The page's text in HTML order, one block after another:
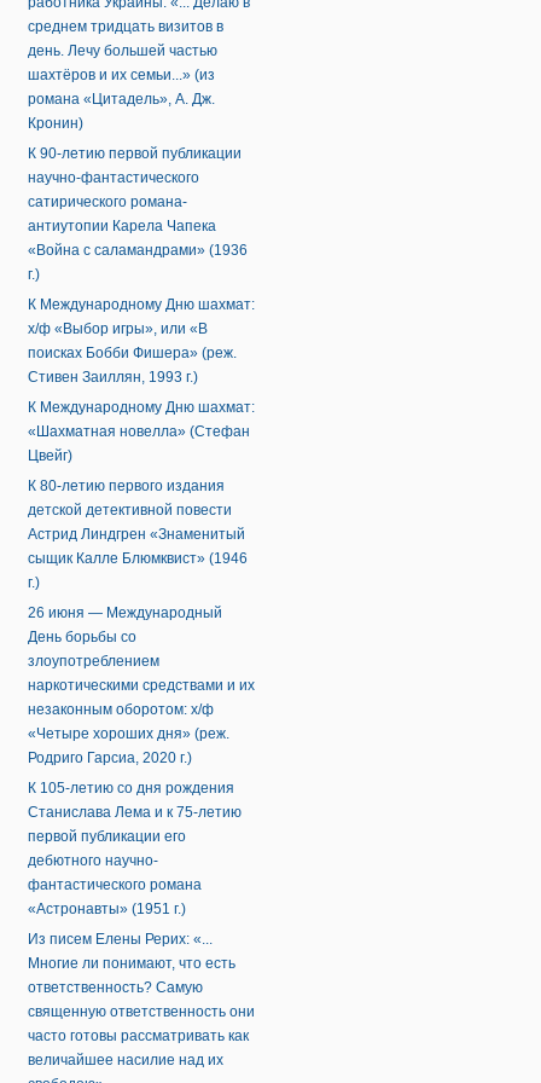
среднем тридцать визитов в
день. Лечу большей частью
шахтёров и их семьи...» (из
романа «Цитадель», А. Дж.
Кронин)
К 90-летию первой публикации
научно-фантастического
сатирического романа-
антиутопии Карела Чапека
«Война с саламандрами» (1936
г.)
К Международному Дню шахмат:
х/ф «Выбор игры», или «В
поисках Бобби Фишера» (реж.
Стивен Заиллян, 1993 г.)
К Международному Дню шахмат:
«Шахматная новелла» (Стефан
Цвейг)
К 80-летию первого издания
детской детективной повести
Астрид Линдгрен «Знаменитый
сыщик Калле Блюмквист» (1946
г.)
26 июня — Международный
День борьбы со
злоупотреблением
наркотическими средствами и их
незаконным оборотом: х/ф
«Четыре хороших дня» (реж.
Родриго Гарсиа, 2020 г.)
К 105-летию со дня рождения
Станислава Лема и к 75-летию
первой публикации его
дебютного научно-
фантастического романа
«Астронавты» (1951 г.)
Из писем Елены Рерих: «...
Многие ли понимают, что есть
ответственность? Самую
священную ответственность они
часто готовы рассматривать как
величайшее насилие над их